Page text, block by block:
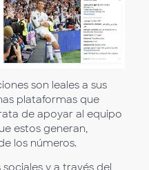
son leales a sus
plataformas que
de apoyar al equipo
estos generan,
los números.
y a través del